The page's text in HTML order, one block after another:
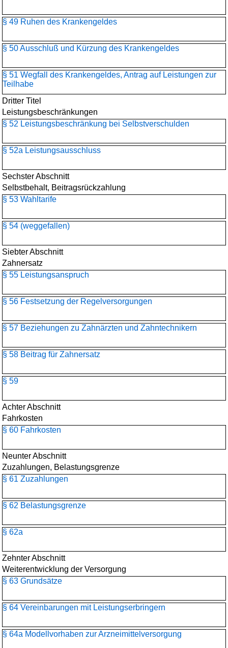
§ 49 Ruhen des Krankengeldes
§ 50 Ausschluß und Kürzung des Krankengeldes
§ 51 Wegfall des Krankengeldes, Antrag auf Leistungen zur
Teilhabe
Dritter Titel
Leistungsbeschränkungen
§ 52 Leistungsbeschränkung bei Selbstverschulden
§ 52a Leistungsausschluss
Sechster Abschnitt
Selbstbehalt, Beitragsrückzahlung
§ 53 Wahltarife
§ 54 (weggefallen)
Siebter Abschnitt
Zahnersatz
§ 55 Leistungsanspruch
§ 56 Festsetzung der Regelversorgungen
§ 57 Beziehungen zu Zahnärzten und Zahntechnikern
§ 58 Beitrag für Zahnersatz
§ 59
Achter Abschnitt
Fahrkosten
§ 60 Fahrkosten
Neunter Abschnitt
Zuzahlungen, Belastungsgrenze
§ 61 Zuzahlungen
§ 62 Belastungsgrenze
§ 62a
Zehnter Abschnitt
Weiterentwicklung der Versorgung
§ 63 Grundsätze
§ 64 Vereinbarungen mit Leistungserbringern
§ 64a Modellvorhaben zur Arzneimittelversorgung